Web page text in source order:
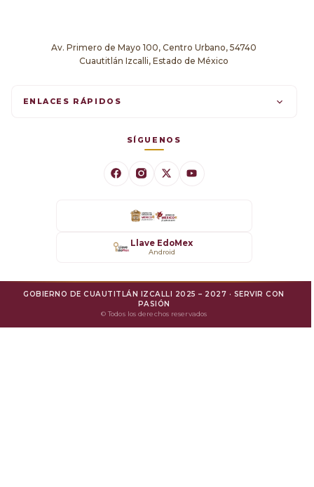
Av. Primero de Mayo 100, Centro Urbano, 54740
Cuautitlán Izcalli, Estado de México
ENLACES RÁPIDOS
Mejora Regulatoria
SÍGUENOS
Llave EdoMex
Android
GOBIERNO DE CUAUTITLÁN IZCALLI 2025 – 2027 · SERVIR CON
PASIÓN
© Todos los derechos reservados